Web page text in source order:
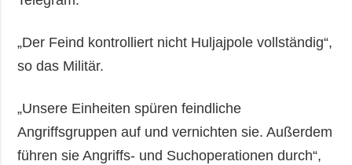
„Der Feind kontrolliert nicht Huljajpole vollständig“,
so das Militär.
„Unsere Einheiten spüren feindliche
Angriffsgruppen auf und vernichten sie. Außerdem
führen sie Angriffs- und Suchoperationen durch“,